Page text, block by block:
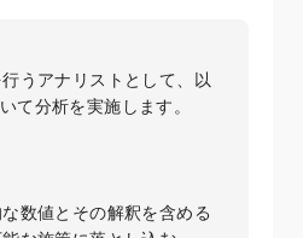
うアナリストとして、以
て分析を実施します。
数値とその解釈を含める